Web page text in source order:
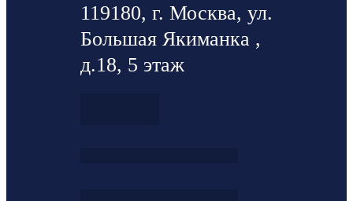
119180, г. Москва, ул.
Большая Якиманка ,
д.18, 5 этаж